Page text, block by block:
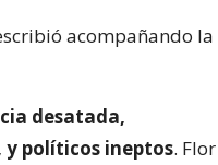
acompañando la
desatada,
políticos ineptos. Flor